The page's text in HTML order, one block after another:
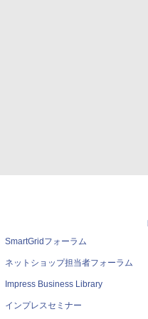
SmartGridフォーラム
ネットショップ担当者フォーラム
Impress Business Library
インプレスセミナー